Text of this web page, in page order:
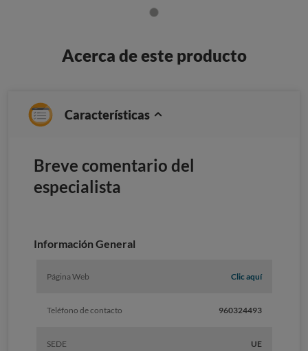
Acerca de este producto
Características
Breve comentario del
especialista
Información General
Página Web Clic aquí
Teléfono de contacto 960324493
SEDE UE